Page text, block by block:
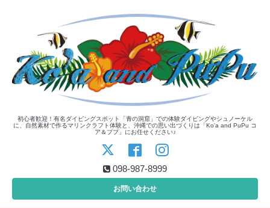
初心者歓迎！有名ダイビングスポット「青の洞窟」での体験ダイビングやシュノーケル
に、自然素材で作るマリンクラフト体験と、沖縄での思い出づくりは「Ko'a and PuPu コ
ア＆ププ」にお任せください♪
098-987-8999
お問い合わせ